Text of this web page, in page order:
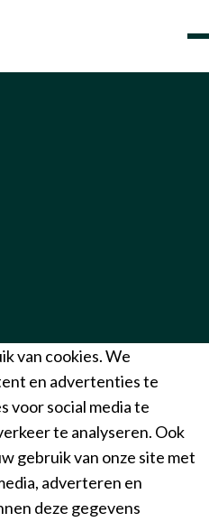
van cookies. We
en advertenties te
voor social media te
te analyseren. Ook
gebruik van onze site met
adverteren en
deze gegevens